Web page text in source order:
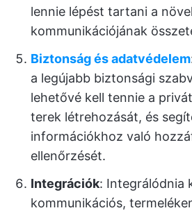
lennie lépést tartani a
kommunikációjának
Biztonság és adatvédelem
a legújabb biztonsági
lehetővé kell tennie a
terek létrehozását, és
információkhoz való
ellenőrzését.
Integrációk: Integrálódnia
kommunikációs,